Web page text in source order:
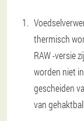
thermisch
RAW -versie
worden niet
gescheiden
van